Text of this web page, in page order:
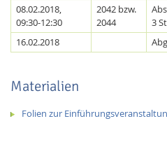
08.02.2018,
09:30-12:30
2042 bzw.
2044
3
16.02.2018
Materialien
Folien zur